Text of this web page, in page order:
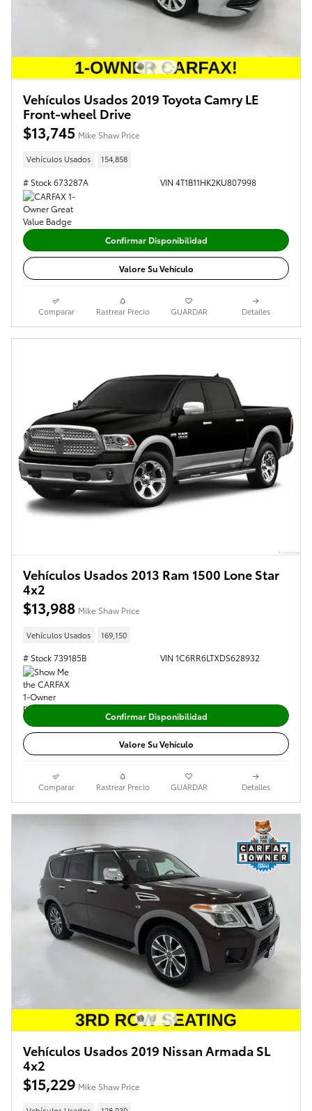
Vehículos Usados 2019 Toyota Camry LE
Front-wheel Drive
$13,745 Mike Shaw Price
Vehículos Usados 154,858
# Stock 673287A VIN 4T1B11HK2KU807998
Confirmar Disponibilidad
Valore Su Vehículo
Comparar Rastrear Precio GUARDAR Detalles
Vehículos Usados 2013 Ram 1500 Lone Star
4x2
$13,988 Mike Shaw Price
Vehículos Usados 169,150
# Stock 739185B VIN 1C6RR6LTXDS628932
Confirmar Disponibilidad
Valore Su Vehículo
Comparar Rastrear Precio GUARDAR Detalles
Vehículos Usados 2019 Nissan Armada SL
4x2
$15,229 Mike Shaw Price